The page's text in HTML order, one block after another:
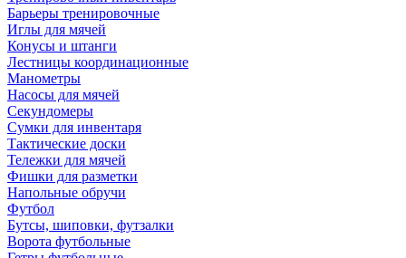
Барьеры тренировочные
Иглы для мячей
Конусы и штанги
Лестницы координационные
Манометры
Насосы для мячей
Секундомеры
Сумки для инвентаря
Тактические доски
Тележки для мячей
Фишки для разметки
Напольные обручи
Футбол
Бутсы, шиповки, футзалки
Ворота футбольные